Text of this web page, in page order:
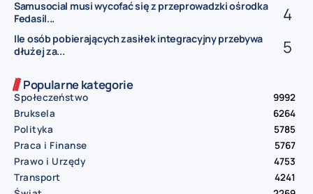
Samusocial musi wycofać się z przeprowadzki ośrodka
Fedasil...
Ile osób pobierających zasiłek integracyjny przebywa
dłużej za...
Popularne kategorie
Społeczeństwo
9992
Bruksela
6264
Polityka
5785
Praca i Finanse
5767
Prawo i Urzędy
4753
Transport
4241